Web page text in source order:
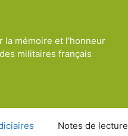
la mémoire et l'honneur
militaires français
Notes de lecture